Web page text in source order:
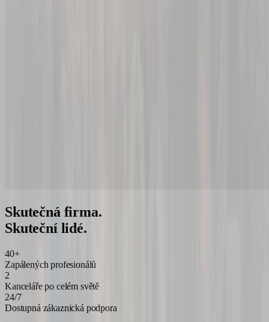
Skutečná firma.
Skuteční lidé.
40+
Zapálených profesionálů
2
Kanceláře po celém světě
24/7
Dostupná zákaznická podpora